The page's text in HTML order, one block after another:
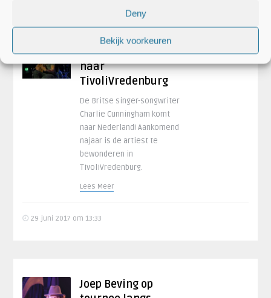
Deny
Bekijk voorkeuren
Singer-songwriter
Charlie Cunningham
naar
TivoliVredenburg
De Britse singer-songwriter
Charlie Cunningham komt
naar Nederland! Aankomend
najaar is de artiest te
bewonderen in
TivoliVredenburg.
Lees Meer
29 juni 2017 om 13:33
Joep Beving op